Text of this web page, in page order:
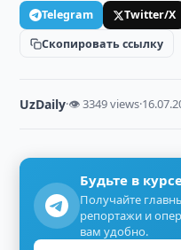
Telegram Twitter/X
Скопировать ссылку
UzDaily·👁 3349 views·
Будьте в
Получайте
репортажи и
вам удобно.